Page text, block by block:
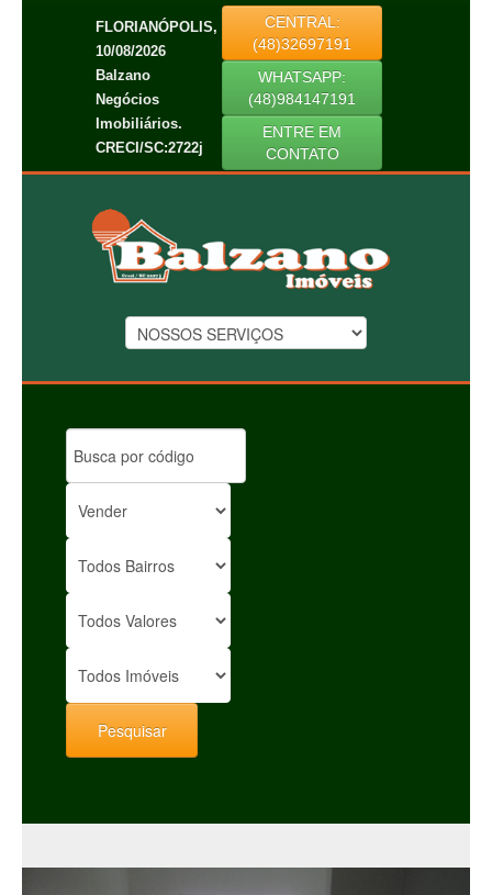
FLORIANÓPOLIS,
10/08/2026
Balzano
Negócios
Imobiliários.
CRECI/SC:2722j
CENTRAL:
(48)32697191
WHATSAPP:
(48)984147191
ENTRE EM
CONTATO